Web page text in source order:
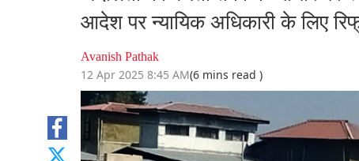
आदेश पर न्यायिक अधिकारी के लिए
Avanish Pathak
12 Apr 2025 8:45 AM(6 mins read )